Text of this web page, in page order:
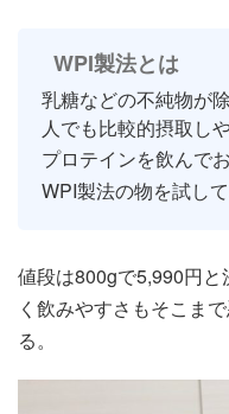
WPI製法とは
乳糖などの不純物が
人でも比較的摂取し
プロテインを飲んで
WPI製法の物を試し
値段は800gで5,990円
く飲みやすさもそこま
る。